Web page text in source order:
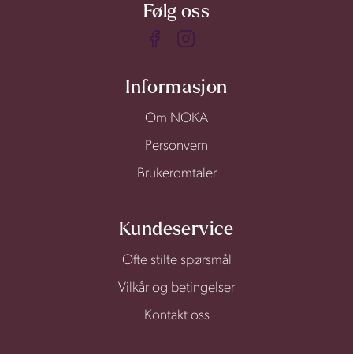
Følg oss
Informasjon
Om NOKA
Personvern
Brukeromtaler
Kundeservice
Ofte stilte spørsmål
Vilkår og betingelser
Kontakt oss